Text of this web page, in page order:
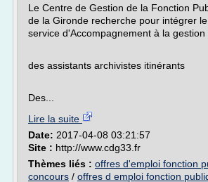
Le Centre de Gestion de la Fonction
de la Gironde recherche pour intégrer
service d'Accompagnement à la
des assistants archivistes itinérants
Des...
Lire la suite
Date: 2017-04-08 03:21:57
Site : http://www.cdg33.fr
Thèmes liés : offres d'emploi fonction
concours / offres d emploi fonction